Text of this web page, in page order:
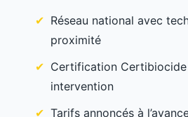
Réseau national avec
proximité
Certification
intervention
Tarifs annoncés à